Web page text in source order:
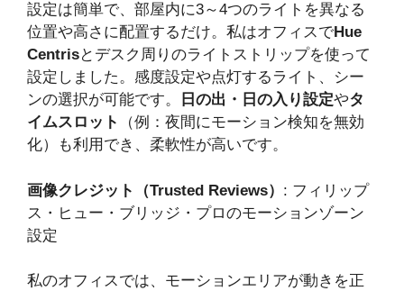
設定は簡単で、部屋内に3～4つのライトを異なる
位置や高さに配置するだけ。私はオフィスでHue
Centrisとデスク周りのライトストリップを使って
設定しました。感度設定や点灯するライト、シー
ンの選択が可能です。
日の出・日の入り設定やタ
イムスロット
（例：夜間にモーション検知を無効
化）も利用でき、柔軟性が高いです。
画像クレジット（Trusted Reviews） : フィリップ
ス・ヒュー・ブリッジ・プロのモーションゾーン
設定
私のオフィスでは、モーションエリアが動きを正